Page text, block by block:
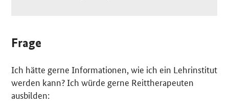
Frage
Ich hätte gerne Informationen, wie ich ein Lehrinstitut
werden kann? Ich würde gerne Reittherapeuten
ausbilden: